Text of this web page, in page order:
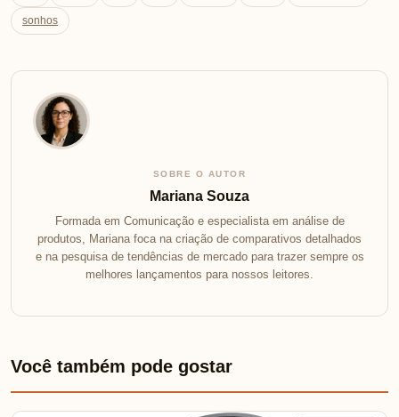
sonhos
SOBRE O AUTOR
Mariana Souza
Formada em Comunicação e especialista em análise de
produtos, Mariana foca na criação de comparativos detalhados
e na pesquisa de tendências de mercado para trazer sempre os
melhores lançamentos para nossos leitores.
Você também pode gostar